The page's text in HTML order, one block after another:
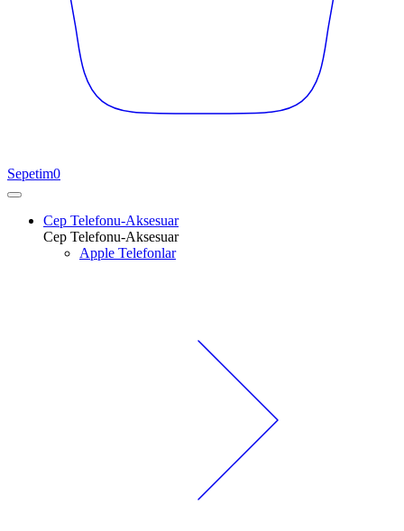
Sepetim0
Cep Telefonu-Aksesuar
Cep Telefonu-Aksesuar
Apple Telefonlar